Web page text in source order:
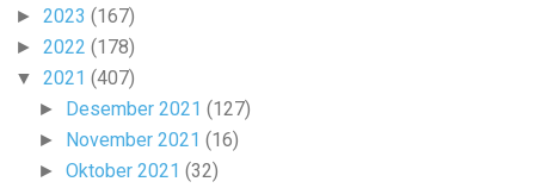
► 2023 (167)
► 2022 (178)
▼ 2021 (407)
► Desember 2021(127)
► November 2021(16)
►Oktober 2021(32)